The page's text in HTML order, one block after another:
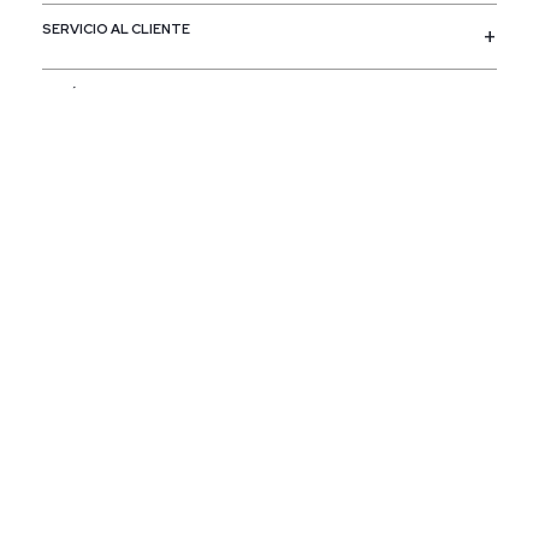
SERVICIO AL CLIENTE
POLÍTICAS